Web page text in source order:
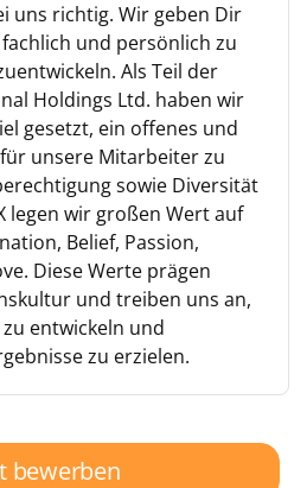
uns richtig. Wir geben Dir
und persönlich zu
Als Teil der
Holdings Ltd. haben wir
gesetzt, ein offenes und
unsere Mitarbeiter zu
sowie Diversität
legen wir großen Wert auf
Belief, Passion,
Diese Werte prägen
und treiben uns an,
entwickeln und
zu erzielen.
bewerben